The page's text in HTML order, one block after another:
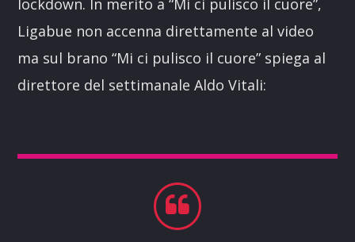
lockdown. In merito a “Mi ci pulisco il cuore”,
Ligabue non accenna direttamente al video
ma sul brano “Mi ci pulisco il cuore” spiega al
direttore del settimanale Aldo Vitali: